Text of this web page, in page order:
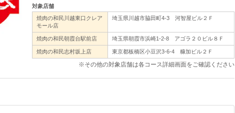
対象店舗
焼肉の和民川越東口クレア
モール店
埼玉県川越市脇田町4-3 河智屋ビル２Ｆ
焼肉の和民朝霞台駅前店 埼玉県朝霞市浜崎1-2-8 アゴラ２０ビル８Ｆ
焼肉の和民志村坂上店 東京都板橋区小豆沢3-6-4 糠加ビル２Ｆ
※その他の対象店舗は各コース詳細画面をご確認ください